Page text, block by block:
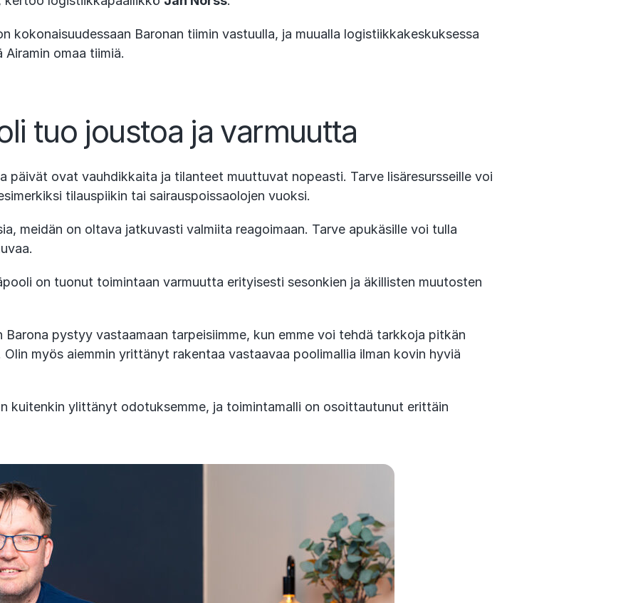
kokonaisuudessaan Baronan tiimin vastuulla, ja muualla logistiikkakeskuksessa
omaa tiimiä.
tuo joustoa ja varmuutta
päivät ovat vauhdikkaita ja tilanteet muuttuvat nopeasti. Tarve lisäresursseille voi
tilauspiikin tai sairauspoissaolojen vuoksi.
meidän on oltava jatkuvasti valmiita reagoimaan. Tarve apukäsille voi tulla
on tuonut toimintaan varmuutta erityisesti sesonkien ja äkillisten muutosten
pystyy vastaamaan tarpeisiimme, kun emme voi tehdä tarkkoja pitkän
Olin myös aiemmin yrittänyt rakentaa vastaavaa poolimallia ilman kovin hyviä
kuitenkin ylittänyt odotuksemme, ja toimintamalli on osoittautunut erittäin